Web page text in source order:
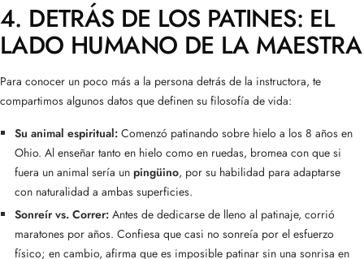
4. DETRÁS DE LOS PATINES: EL
LADO HUMANO DE LA MAESTRA
Para conocer un poco más a la persona detrás de la instructora, te
compartimos algunos datos que definen su filosofía de vida:
Su animal espiritual:Comenzó patinando sobre hielo a los 8 años en
Ohio. Al enseñar tanto en hielo como en ruedas, bromea con que si
fuera un animal sería un pingüino, por su habilidad para adaptarse
con naturalidad a ambas superficies.
Sonreír vs. Correr:Antes de dedicarse de lleno al patinaje, corrió
maratones por años. Confiesa que casi no sonreía por el esfuerzo
físico; en cambio, afirma que es imposible patinar sin una sonrisa en